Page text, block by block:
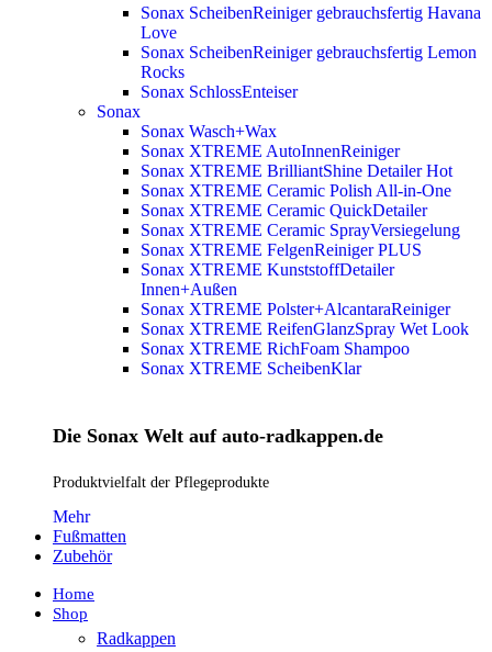
Sonax ScheibenReiniger gebrauchsfertig Havana
Love
Sonax ScheibenReiniger gebrauchsfertig Lemon
Rocks
Sonax SchlossEnteiser
Sonax
Sonax Wasch+Wax
Sonax XTREME AutoInnenReiniger
Sonax XTREME BrilliantShine DetailerHot
Sonax XTREME Ceramic Polish All-in-One
Sonax XTREME Ceramic QuickDetailer
Sonax XTREME Ceramic SprayVersiegelung
Sonax XTREME FelgenReiniger PLUS
Sonax XTREME KunststoffDetailer
Innen+Außen
Sonax XTREME Polster+AlcantaraReiniger
Sonax XTREME ReifenGlanzSpray Wet Look
Sonax XTREME RichFoam Shampoo
Sonax XTREME ScheibenKlar
Die Sonax Welt auf auto-radkappen.de
Produktvielfalt der Pflegeprodukte
Mehr
Fußmatten
Zubehör
Home
Shop
Radkappen